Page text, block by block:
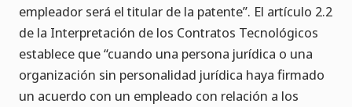
empleador será el titular de la patente”. El artículo 2.2
de la Interpretación de los Contratos Tecnológicos
establece que “cuando una persona jurídica o una
organización sin personalidad jurídica haya firmado
un acuerdo con un empleado con relación a los